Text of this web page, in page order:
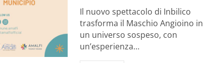
Il nuovo spettacolo di Inbilico
trasforma il Maschio Angioino in
un universo sospeso, con
un’esperienza…